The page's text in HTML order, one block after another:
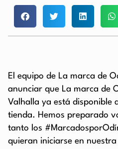
El equipo de La marca de
anunciar que La marca de
Valhalla ya está disponible
tienda. Hemos preparado
tanto los
quieran iniciarse en